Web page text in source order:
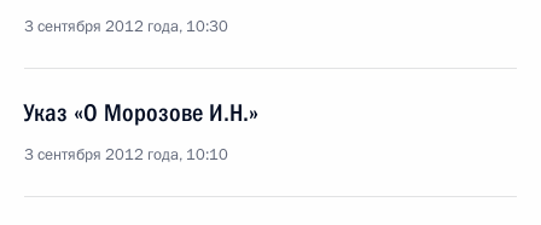
3 сентября 2012 года, 10:30
Указ «О Морозове И.Н.»
3 сентября 2012 года, 10:10